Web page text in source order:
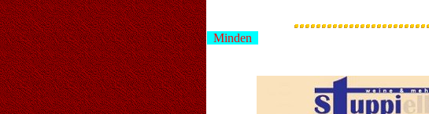
Minden